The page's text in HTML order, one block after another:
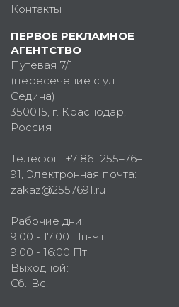
Контакты
ПЕРВОЕ РЕКЛАМНОЕ
АГЕНТСТВО
Путевая 7/1
(пересечение с ул.
Седина)
350015, г. Краснодар,
Россия
Телефон: +7 861 255–76–
91, Электронная почта:
zakaz@2557691.ru
Рабочие дни:
9:00 - 17:00 Пн-Чт
9:00 - 16:00 Пт
Выходной:
Сб.-Вс.